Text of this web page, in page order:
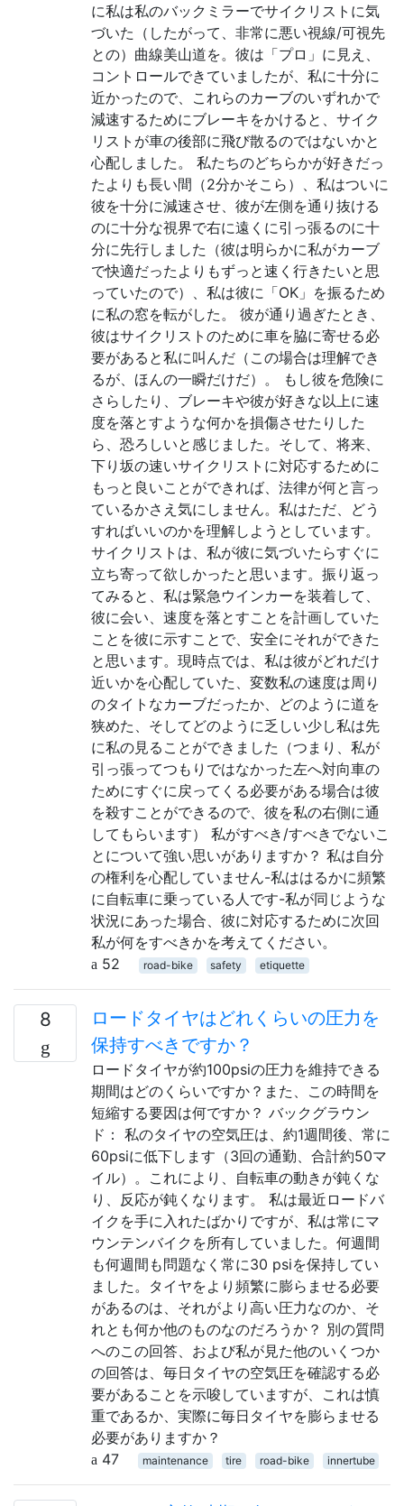
に私は私のバックミラーでサイクリストに気
づいた（したがって、非常に悪い視線/可視先
との）曲線美山道を。彼は「プロ」に見え、
コントロールできていましたが、私に十分に
近かったので、これらのカーブのいずれかで
減速するためにブレーキをかけると、サイク
リストが車の後部に飛び散るのではないかと
心配しました。 私たちのどちらかが好きだっ
たよりも長い間（2分かそこら）、私はついに
彼を十分に減速させ、彼が左側を通り抜ける
のに十分な視界で右に遠くに引っ張るのに十
分に先行しました（彼は明らかに私がカーブ
で快適だったよりもずっと速く行きたいと思
っていたので）、私は彼に「OK」を振るため
に私の窓を転がした。 彼が通り過ぎたとき、
彼はサイクリストのために車を脇に寄せる必
要があると私に叫んだ（この場合は理解でき
るが、ほんの一瞬だけだ）。 もし彼を危険に
さらしたり、ブレーキや彼が好きな以上に速
度を落とすような何かを損傷させたりした
ら、恐ろしいと感じました。そして、将来、
下り坂の速いサイクリストに対応するために
もっと良いことができれば、法律が何と言っ
ているかさえ気にしません。私はただ、どう
すればいいのかを理解しようとしています。
サイクリストは、私が彼に気づいたらすぐに
立ち寄って欲しかったと思います。振り返っ
てみると、私は緊急ウインカーを装着して、
彼に会い、速度を落とすことを計画していた
ことを彼に示すことで、安全にそれができた
と思います。現時点では、私は彼がどれだけ
近いかを心配していた、変数私の速度は周り
のタイトなカーブだったか、どのように道を
狭めた、そしてどのように乏しい少し私は先
に私の見ることができました（つまり、私が
引っ張ってつもりではなかった左へ対向車の
ためにすぐに戻ってくる必要がある場合は彼
を殺すことができるので、彼を私の右側に通
してもらいます） 私がすべき/すべきでないこ
とについて強い思いがありますか？ 私は自分
の権利を心配していません-私ははるかに頻繁
に自転車に乗っている人です-私が同じような
状況にあった場合、彼に対応するために次回
私が何をすべきかを考えてください。
52
road-bike safety etiquette
8
ロードタイヤはどれくらいの圧力を
保持すべきですか？
ロードタイヤが約100psiの圧力を維持できる
期間はどのくらいですか？また、この時間を
短縮する要因は何ですか？ バックグラウン
ド： 私のタイヤの空気圧は、約1週間後、常に
60psiに低下します（3回の通勤、合計約50マ
イル）。これにより、自転車の動きが鈍くな
り、反応が鈍くなります。 私は最近ロードバ
イクを手に入れたばかりですが、私は常にマ
ウンテンバイクを所有していました。何週間
も何週間も問題なく常に30 psiを保持してい
ました。タイヤをより頻繁に膨らませる必要
があるのは、それがより高い圧力なのか、そ
れとも何か他のものなのだろうか？ 別の質問
へのこの回答、および私が見た他のいくつか
の回答は、毎日タイヤの空気圧を確認する必
要があることを示唆していますが、これは慎
重であるか、実際に毎日タイヤを膨らませる
必要がありますか？
47
maintenance tire road-bike innertube